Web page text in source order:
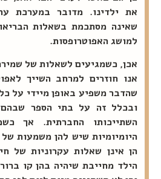
את ילדינו. מדובר במערכת
שאינה מסתכמת בשאלות
למושג האפוטרופסות.
אכן, כשמגיעים לשאלות של
אנו חוזרים למרחב השייך
שהדבר משפיע באופן מיידי על
ובכלל זה על בתי הספר
השתייכותו החברתית. אך
היומיומיות שיש להן משמעות
הן אינן שאלות עקרוניות של
הילד מחייבת שיהיה בהן קו